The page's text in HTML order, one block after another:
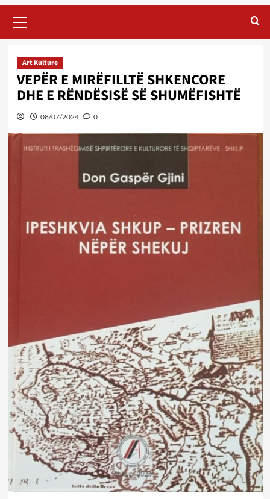
Menu
Art Kulture
VEPËR E MIRËFILLTË SHKENCORE
DHE E RËNDËSISË SË SHUMËFISHTË
08/07/2024 0